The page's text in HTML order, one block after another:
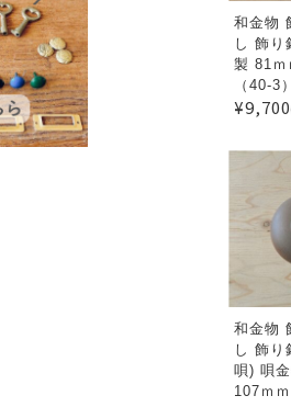
和金物
し 飾り
製 81ｍ
（40-3）
¥9,700
和金物
し 飾り
唄) 唄金
107ｍｍ